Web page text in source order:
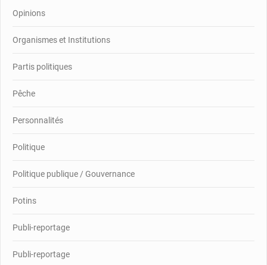
Opinions
Organismes et Institutions
Partis politiques
Pêche
Personnalités
Politique
Politique publique / Gouvernance
Potins
Publi-reportage
Publi-reportage